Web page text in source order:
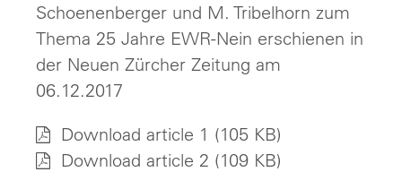
Schoenenberger und M. Tribelhorn zum
Thema 25 Jahre EWR-Nein erschienen in
der Neuen Zürcher Zeitung am
06.12.2017
Download article 1 (105 KB)
Download article 2 (109 KB)